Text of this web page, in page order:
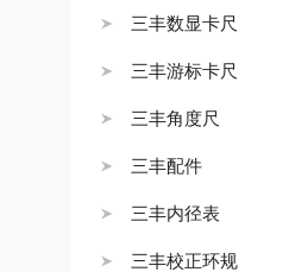
三丰数显卡尺
三丰游标卡尺
三丰角度尺
三丰配件
三丰内径表
三丰校正环规